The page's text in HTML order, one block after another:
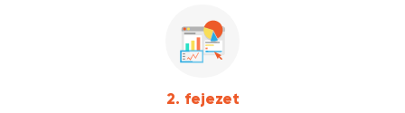
2. fejezet